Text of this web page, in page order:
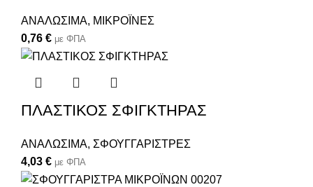
ΑΝΑΛΩΣΙΜΑ, ΜΙΚΡΟΪΝΕΣ
0,76 € με ΦΠΑ
ΠΛΑΣΤΙΚΟΣ ΣΦΙΓΚΤΗΡΑΣ
ΑΝΑΛΩΣΙΜΑ, ΣΦΟΥΓΓΑΡΙΣΤΡΕΣ
4,03 € με ΦΠΑ